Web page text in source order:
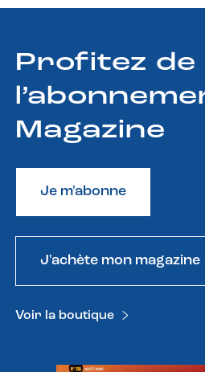
Profitez de
Magazine
Je m'abonne
J'achète mon magazine
Voir la boutique